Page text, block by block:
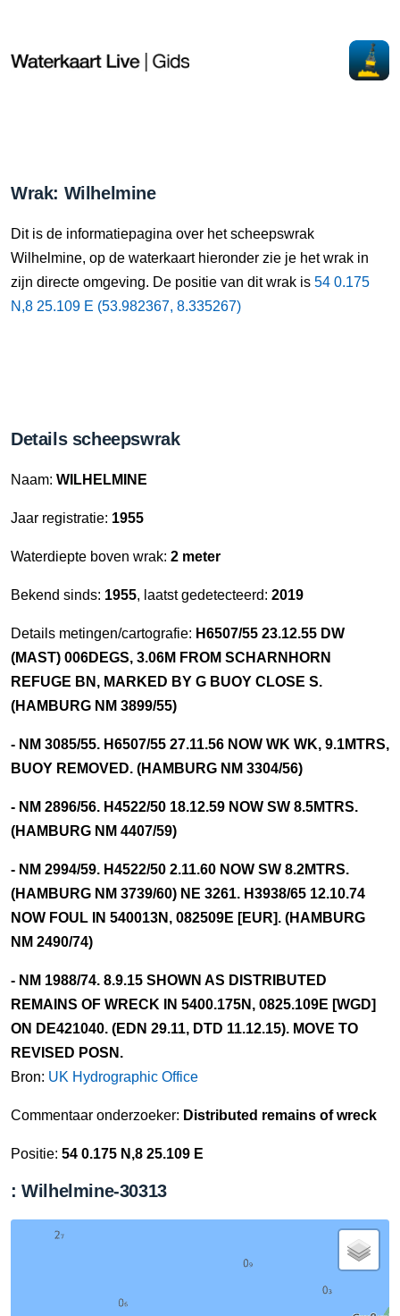
Wrak: Wilhelmine
Dit is de informatiepagina over het scheepswrak
Wilhelmine, op de waterkaart hieronder zie je het wrak in
zijn directe omgeving. De positie van dit wrak is 54 0.175
N,8 25.109 E (53.982367, 8.335267)
Details scheepswrak
Naam: WILHELMINE
Jaar registratie: 1955
Waterdiepte boven wrak: 2 meter
Bekend sinds: 1955, laatst gedetecteerd: 2019
Details metingen/cartografie: H6507/55 23.12.55 DW
(MAST) 006DEGS, 3.06M FROM SCHARNHORN
REFUGE BN, MARKED BY G BUOY CLOSE S.
(HAMBURG NM 3899/55)
- NM 3085/55. H6507/55 27.11.56 NOW WK WK, 9.1MTRS,
BUOY REMOVED. (HAMBURG NM 3304/56)
- NM 2896/56. H4522/50 18.12.59 NOW SW 8.5MTRS.
(HAMBURG NM 4407/59)
- NM 2994/59. H4522/50 2.11.60 NOW SW 8.2MTRS.
(HAMBURG NM 3739/60) NE 3261. H3938/65 12.10.74
NOW FOUL IN 540013N, 082509E [EUR]. (HAMBURG
NM 2490/74)
- NM 1988/74. 8.9.15 SHOWN AS DISTRIBUTED
REMAINS OF WRECK IN 5400.175N, 0825.109E [WGD]
ON DE421040. (EDN 29.11, DTD 11.12.15). MOVE TO
REVISED POSN.
Bron: UK Hydrographic Office
Commentaar onderzoeker: Distributed remains of wreck
Positie: 54 0.175 N,8 25.109 E
: Wilhelmine-30313